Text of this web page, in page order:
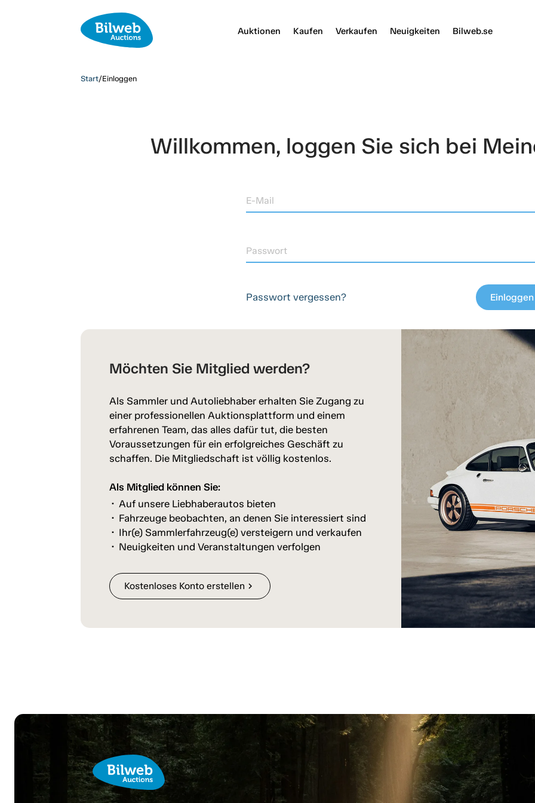
Auktionen Kaufen Verkaufen Neuigkeiten Bilweb.se
Start/Einloggen
Willkommen, loggen Sie sich bei
E-Mail
Passwort
Einloggen
Passwort vergessen?
Möchten Sie Mitglied werden?
Als Sammler und Autoliebhaber erhalten Sie Zugang zu
einer professionellen Auktionsplattform und einem
erfahrenen Team, das alles dafür tut, die besten
Voraussetzungen für ein erfolgreiches Geschäft zu
schaffen. Die Mitgliedschaft ist völlig kostenlos.
Als Mitglied können Sie:
Auf unsere Liebhaberautos bieten
Fahrzeuge beobachten, an denen Sie interessiert sind
Ihr(e) Sammlerfahrzeug(e) versteigern und verkaufen
Neuigkeiten und Veranstaltungen verfolgen
Kostenloses Konto erstellen chevron_right